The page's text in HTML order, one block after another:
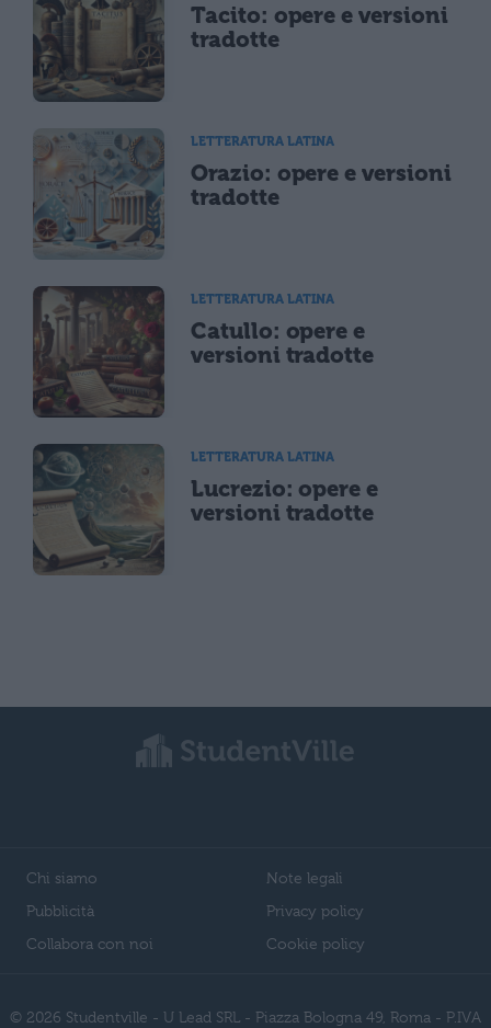
Tacito: opere e versioni
tradotte
LETTERATURA LATINA
Orazio: opere e versioni
tradotte
LETTERATURA LATINA
Catullo: opere e
versioni tradotte
LETTERATURA LATINA
Lucrezio: opere e
versioni tradotte
Chi siamo
Pubblicità
Collabora con noi
Note legali
Privacy policy
Cookie policy
© 2026 Studentville - U Lead SRL - Piazza Bologna 49, Roma - P.IVA